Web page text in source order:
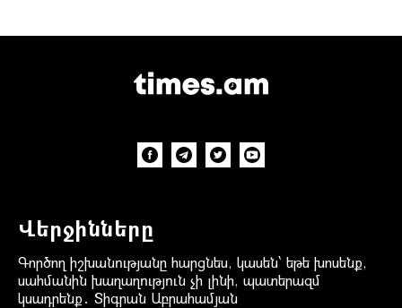
Վերջինները
Գործող իշխանությանը հարցնես, կասեն՝ եթե խոսենք,
սահմանին խաղաղություն չի լինի, պատերազմ
կսադրենք․ Տիգրան Աբրահամյան